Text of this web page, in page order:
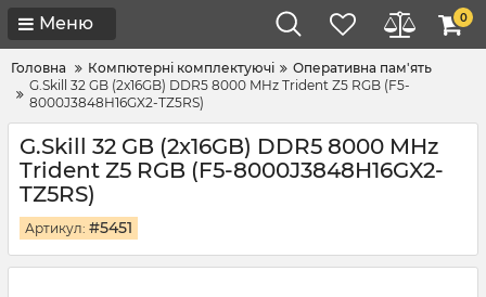
Меню 0
Головна Компютерні комплектуючі
Оперативна пам'ять
G.Skill 32 GB (2x16GB) DDR5 8000 MHz Trident Z5 RGB (F5-
8000J3848H16GX2-TZ5RS)
G.Skill 32 GB (2x16GB) DDR5 8000 MHz
Trident Z5 RGB (F5-8000J3848H16GX2-
TZ5RS)
Артикул: #5451